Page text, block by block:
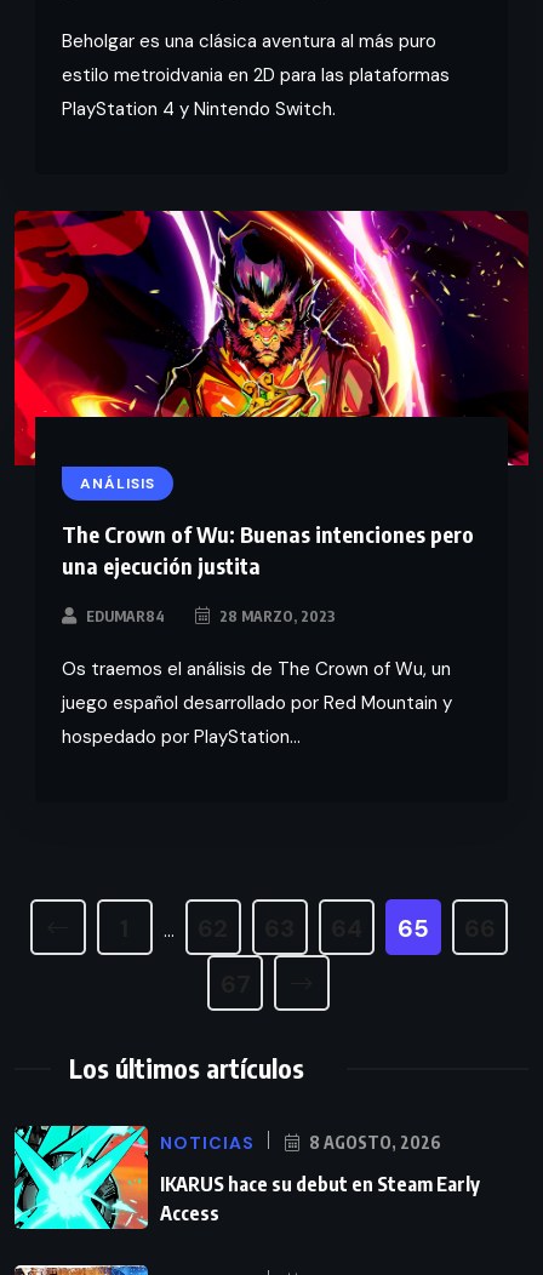
Beholgar es una clásica aventura al más puro
estilo metroidvania en 2D para las plataformas
PlayStation 4 y Nintendo Switch.
ANÁLISIS
The Crown of Wu: Buenas intenciones pero
una ejecución justita
EDUMAR84 28 MARZO, 2023
Os traemos el análisis de The Crown of Wu, un
juego español desarrollado por Red Mountain y
hospedado por PlayStation...
… 65
Los últimos artículos
NOTICIAS 8 AGOSTO, 2026
IKARUS hace su debut en Steam Early
Access